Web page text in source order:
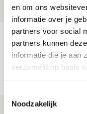
en om ons
informatie over je
partners voor social
partners kunnen
informatie die je aan
verzameld op basis
Noodzakelijk
NIEUWS
Trotse
voor mijn club
06 AUGUSTUS 2026 - 23:43
NIEUWS